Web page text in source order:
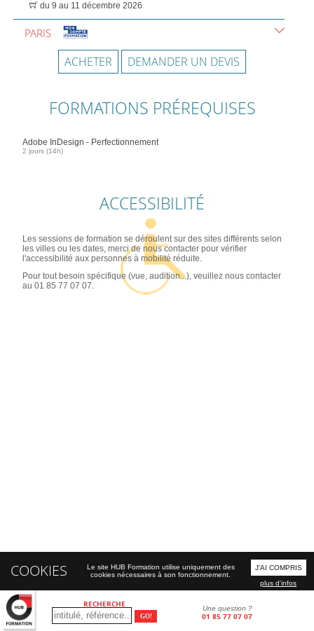
RECHERCHE Une question ?
01 85 77 07 07
du 9 au 11 décembre 2026
PARIS
ACHETER DEMANDER UN DEVIS
FORMATIONS PRÉREQUISES
Adobe InDesign - Perfectionnement
2 jours (14h)
ACCESSIBILITÉ
Les sessions de formation se déroulent sur des sites différents selon
les villes ou les dates, merci de nous contacter pour vérifier
l'accessibilité aux personnes à mobilité réduite.
Pour tout besoin spécifique (vue, audition...), veuillez nous contacter
au 01 85 77 07 07.
COOKIES
Le site HUB Formation utilise uniquement des
cookies nécessaires à son fonctionnement.
J'AI COMPRIS
plus d'infos